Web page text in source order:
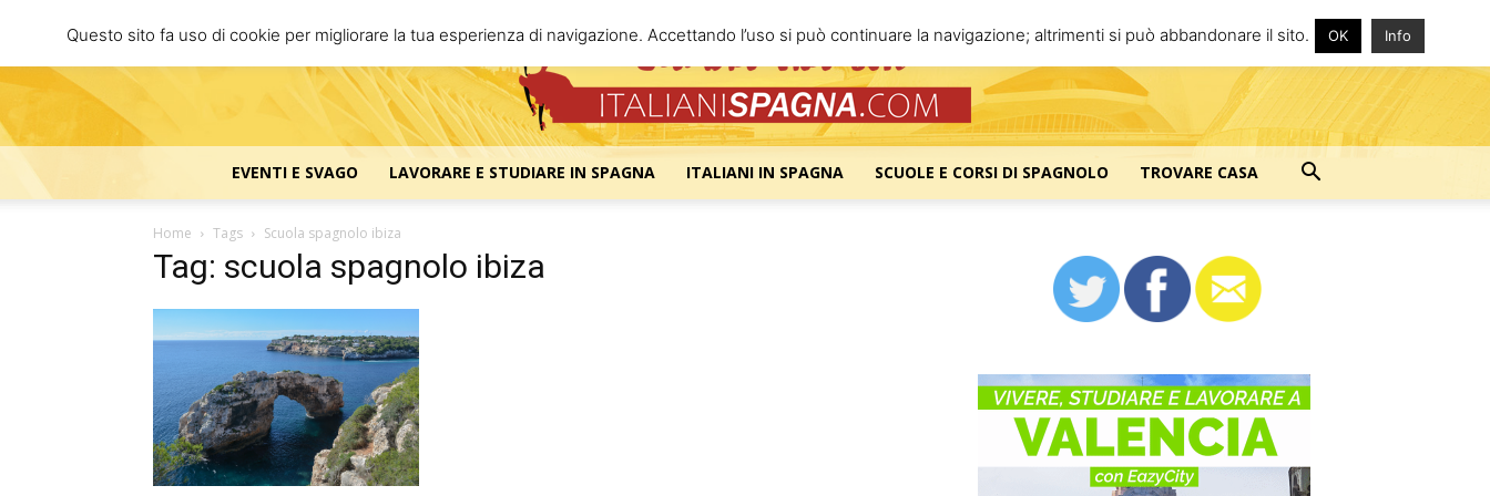
Italiani
EVENTI E SVAGO LAVORARE E STUDIARE IN SPAGNA ITALIANI IN SPAGNA SCUOLE E CORSI DI SPAGNOLO TROVARE CASA
Home Tags Scuola spagnolo ibiza
Tag: scuola spagnolo ibiza
Questo sito fa uso di cookie per migliorare la tua esperienza di navigazione. Accettando l’uso si può continuare la navigazione; altrimenti si può abbandonare il sito. OK Info